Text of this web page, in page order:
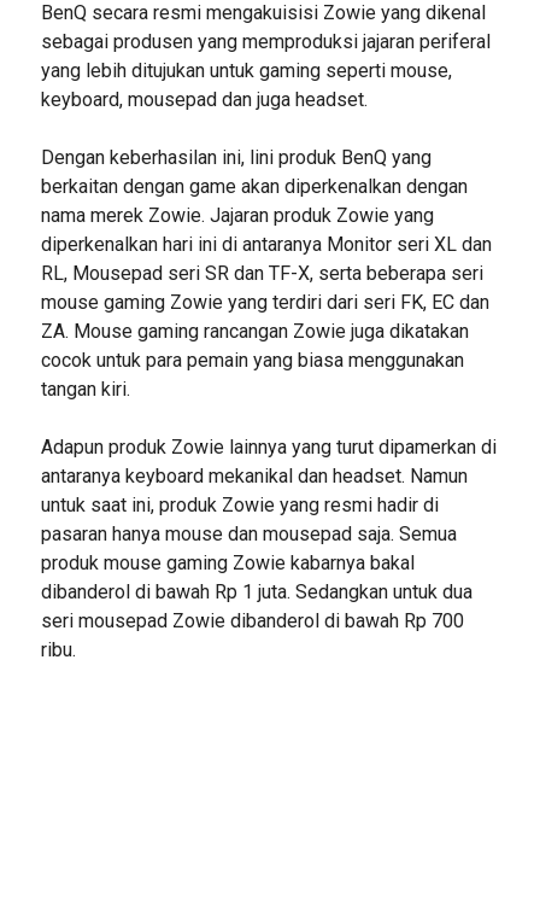
BenQ secara resmi mengakuisisi Zowie yang dikenal
sebagai produsen yang memproduksi jajaran periferal
yang lebih ditujukan untuk gaming seperti mouse,
keyboard, mousepad dan juga headset.
Dengan keberhasilan ini, lini produk BenQ yang
berkaitan dengan game akan diperkenalkan dengan
nama merek Zowie. Jajaran produk Zowie yang
diperkenalkan hari ini di antaranya Monitor seri XL dan
RL, Mousepad seri SR dan TF-X, serta beberapa seri
mouse gaming Zowie yang terdiri dari seri FK, EC dan
ZA. Mouse gaming rancangan Zowie juga dikatakan
cocok untuk para pemain yang biasa menggunakan
tangan kiri.
Adapun produk Zowie lainnya yang turut dipamerkan di
antaranya keyboard mekanikal dan headset. Namun
untuk saat ini, produk Zowie yang resmi hadir di
pasaran hanya mouse dan mousepad saja. Semua
produk mouse gaming Zowie kabarnya bakal
dibanderol di bawah Rp 1 juta. Sedangkan untuk dua
seri mousepad Zowie dibanderol di bawah Rp 700
ribu.